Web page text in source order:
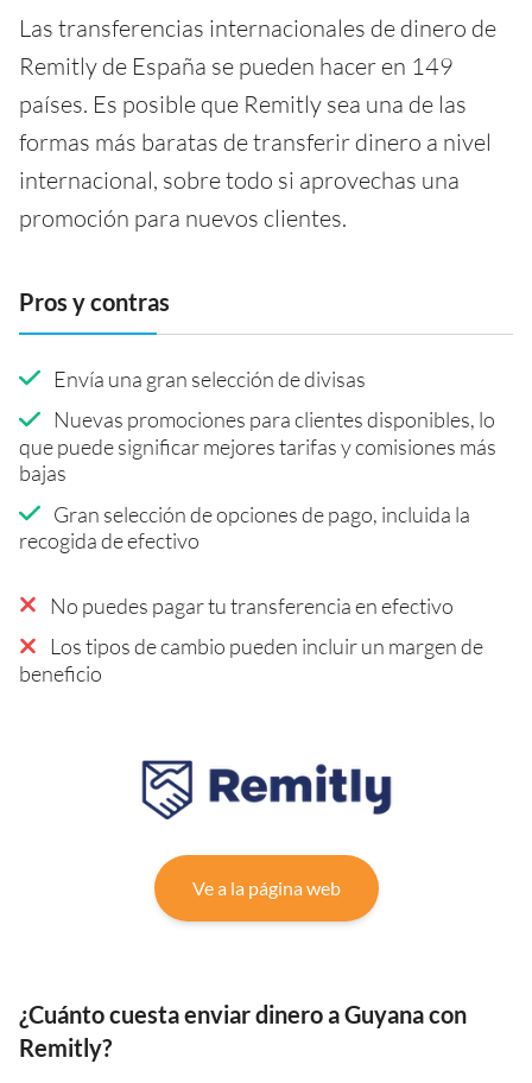
Las transferencias internacionales de dinero de
Remitly de España se pueden hacer en 149
países. Es posible que Remitly sea una de las
formas más baratas de transferir dinero a nivel
internacional, sobre todo si aprovechas una
promoción para nuevos clientes.
Pros y contras
Envía una gran selección de divisas
Nuevas promociones para clientes disponibles, lo
que puede significar mejores tarifas y comisiones más
bajas
Gran selección de opciones de pago, incluida la
recogida de efectivo
No puedes pagar tu transferencia en efectivo
Los tipos de cambio pueden incluir un margen de
beneficio
Ve a la página web
¿Cuánto cuesta enviar dinero a Guyana con
Remitly?